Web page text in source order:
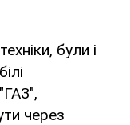
були і
через